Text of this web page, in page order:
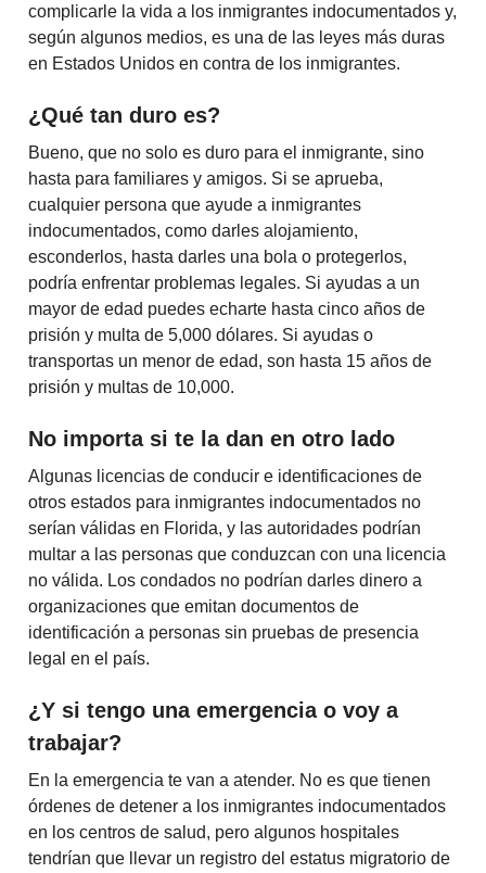
complicarle la vida a los inmigrantes indocumentados y,
según algunos medios, es una de las leyes más duras
en Estados Unidos en contra de los inmigrantes.
¿Qué tan duro es?
Bueno, que no solo es duro para el inmigrante, sino
hasta para familiares y amigos. Si se aprueba,
cualquier persona que ayude a inmigrantes
indocumentados, como darles alojamiento,
esconderlos, hasta darles una bola o protegerlos,
podría enfrentar problemas legales. Si ayudas a un
mayor de edad puedes echarte hasta cinco años de
prisión y multa de 5,000 dólares. Si ayudas o
transportas un menor de edad, son hasta 15 años de
prisión y multas de 10,000.
No importa si te la dan en otro lado
Algunas licencias de conducir e identificaciones de
otros estados para inmigrantes indocumentados no
serían válidas en Florida, y las autoridades podrían
multar a las personas que conduzcan con una licencia
no válida. Los condados no podrían darles dinero a
organizaciones que emitan documentos de
identificación a personas sin pruebas de presencia
legal en el país.
¿Y si tengo una emergencia o voy a
trabajar?
En la emergencia te van a atender. No es que tienen
órdenes de detener a los inmigrantes indocumentados
en los centros de salud, pero algunos hospitales
tendrían que llevar un registro del estatus migratorio de